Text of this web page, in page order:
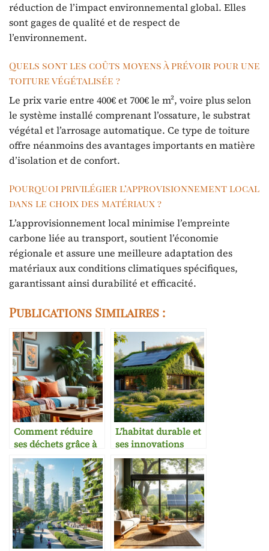
réduction de l’impact environnemental global. Elles
sont gages de qualité et de respect de
l’environnement.
Quels sont les coûts moyens à prévoir pour une
toiture végétalisée ?
Le prix varie entre 400€ et 700€ le m², voire plus selon
le système installé comprenant l’ossature, le substrat
végétal et l’arrosage automatique. Ce type de toiture
offre néanmoins des avantages importants en matière
d’isolation et de confort.
Pourquoi privilégier l’approvisionnement local
dans le choix des matériaux ?
L’approvisionnement local minimise l’empreinte
carbone liée au transport, soutient l’économie
régionale et assure une meilleure adaptation des
matériaux aux conditions climatiques spécifiques,
garantissant ainsi durabilité et efficacité.
Publications Similaires :
Comment réduire
ses déchets grâce à
la décoration DIY
L’habitat durable et
ses innovations
architecturales